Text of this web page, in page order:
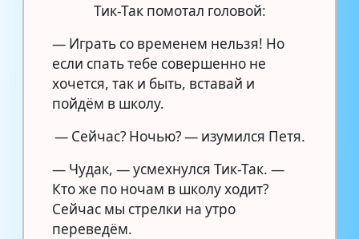
Тик-Так помотал головой:
— Играть со временем нельзя! Но
если спать тебе совершенно не
хочется, так и быть, вставай и
пойдём в школу.
— Сейчас? Ночью? — изумился Петя.
— Чудак, — усмехнулся Тик-Так. —
Кто же по ночам в школу ходит?
Сейчас мы стрелки на утро
переведём.